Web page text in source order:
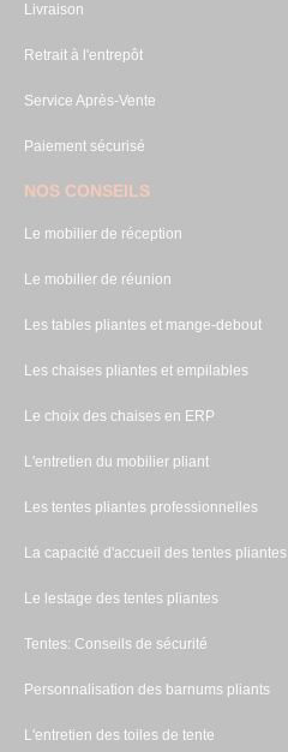
Livraison
Retrait à l'entrepôt
Service Après-Vente
Paiement sécurisé
NOS CONSEILS
Le mobilier de réception
Le mobilier de réunion
Les tables pliantes et mange-debout
Les chaises pliantes et empilables
Le choix des chaises en ERP
L'entretien du mobilier pliant
Les tentes pliantes professionnelles
La capacité d'accueil des tentes pliantes
Le lestage des tentes pliantes
Tentes: Conseils de sécurité
Personnalisation des barnums pliants
L'entretien des toiles de tente